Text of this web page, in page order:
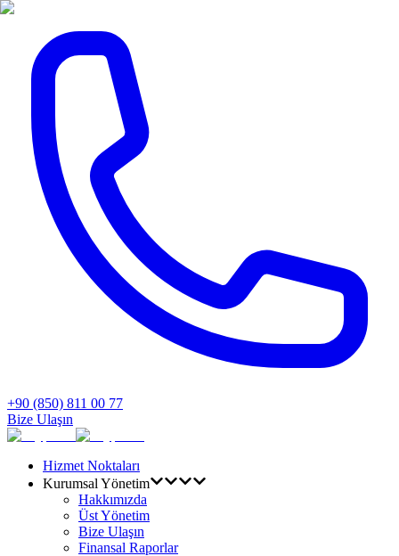
+90 (850) 811 00 77
Bize Ulaşın
Hizmet Noktaları
Kurumsal Yönetim
Hakkımızda
Üst Yönetim
Bize Ulaşın
Finansal Raporlar